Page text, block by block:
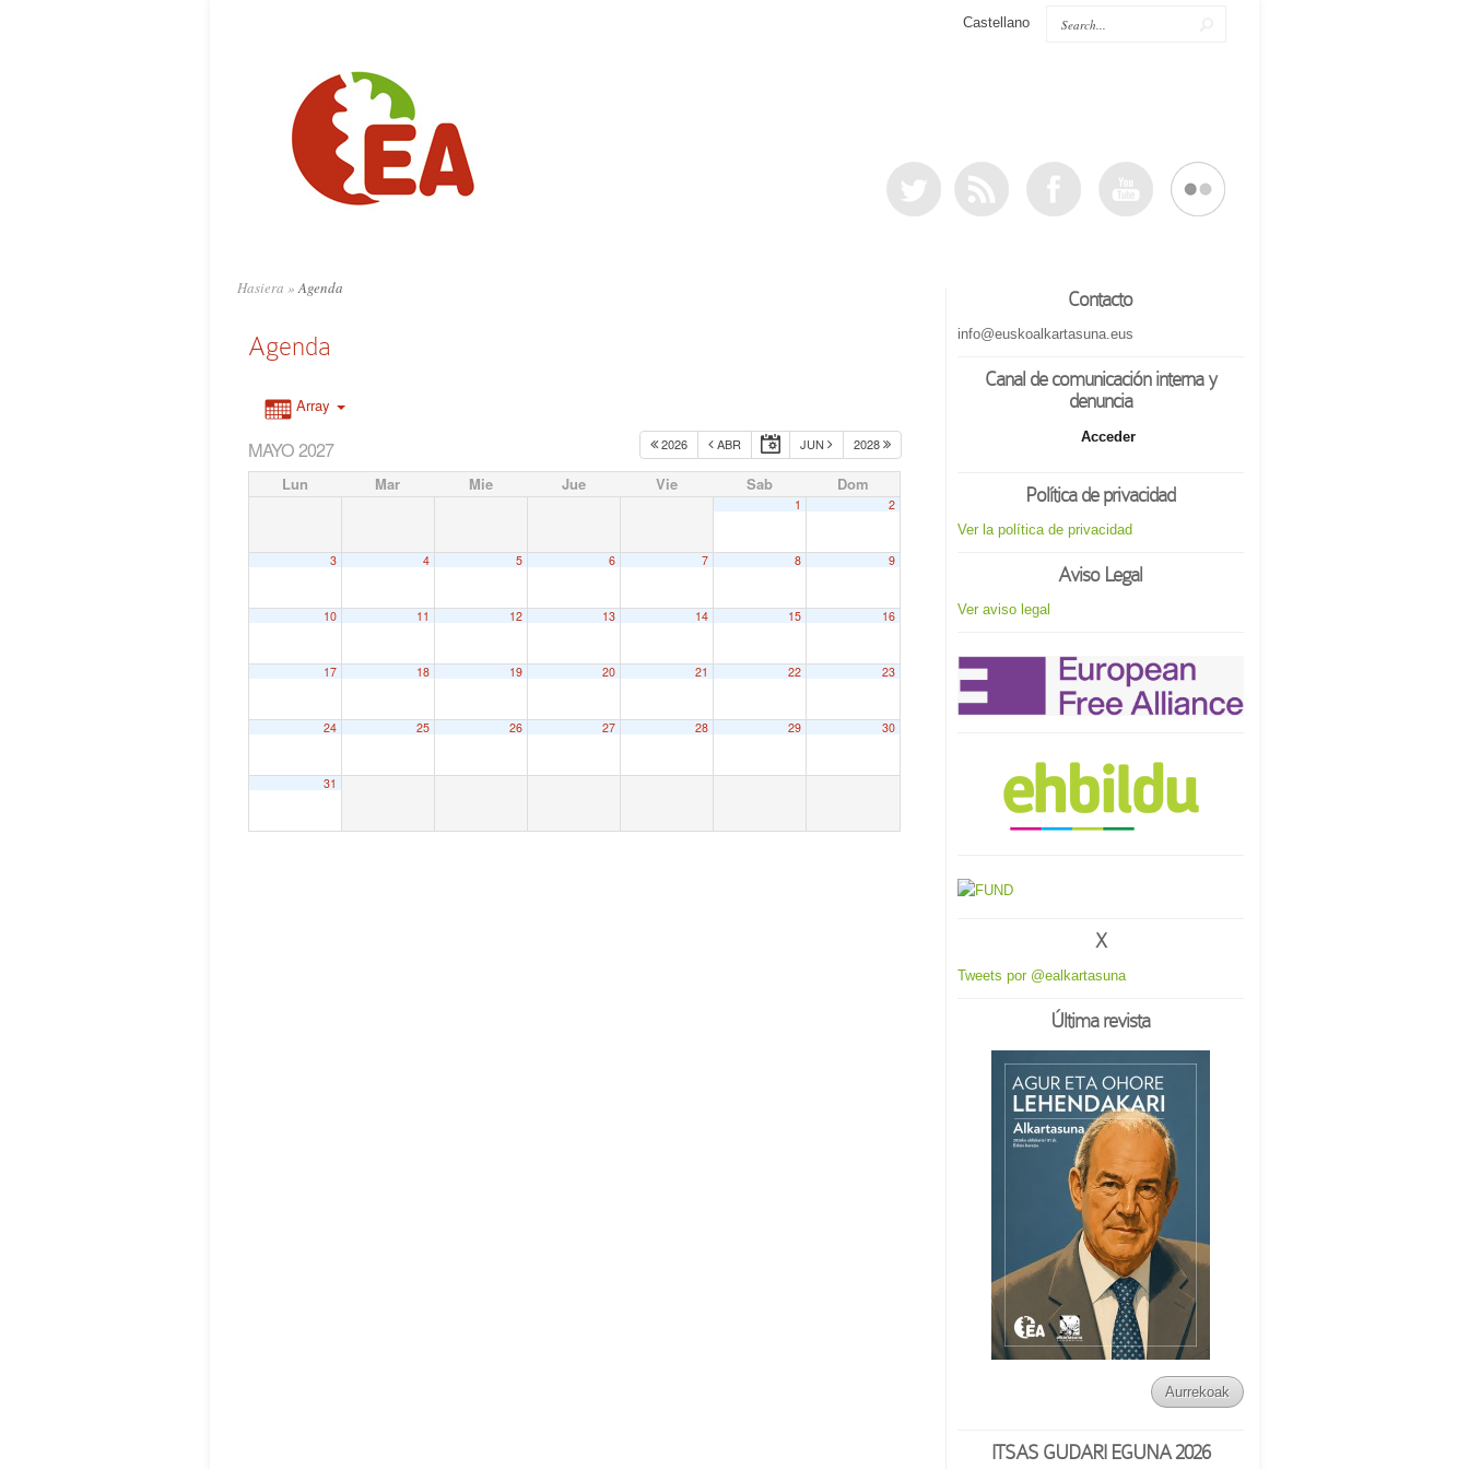
Castellano
Hasiera »Agenda
Agenda
Array
MAYO 2027 2026 ABR JUN 2028
Lun Mar Mie Jue Vie Sab Dom
1 2
3 4 5 6 7 8 9
10 11 12 13 14 15 16
17 18 19 20 21 22 23
24 25 26 27 28 29 30
31
Contacto
info@euskoalkartasuna.eus
Canal de comunicación interna y
denuncia
Acceder
Política de privacidad
Ver la política de privacidad
Aviso Legal
Ver aviso legal
X
Tweets por @ealkartasuna
Última revista
Aurrekoak
ITSAS GUDARI EGUNA 2026